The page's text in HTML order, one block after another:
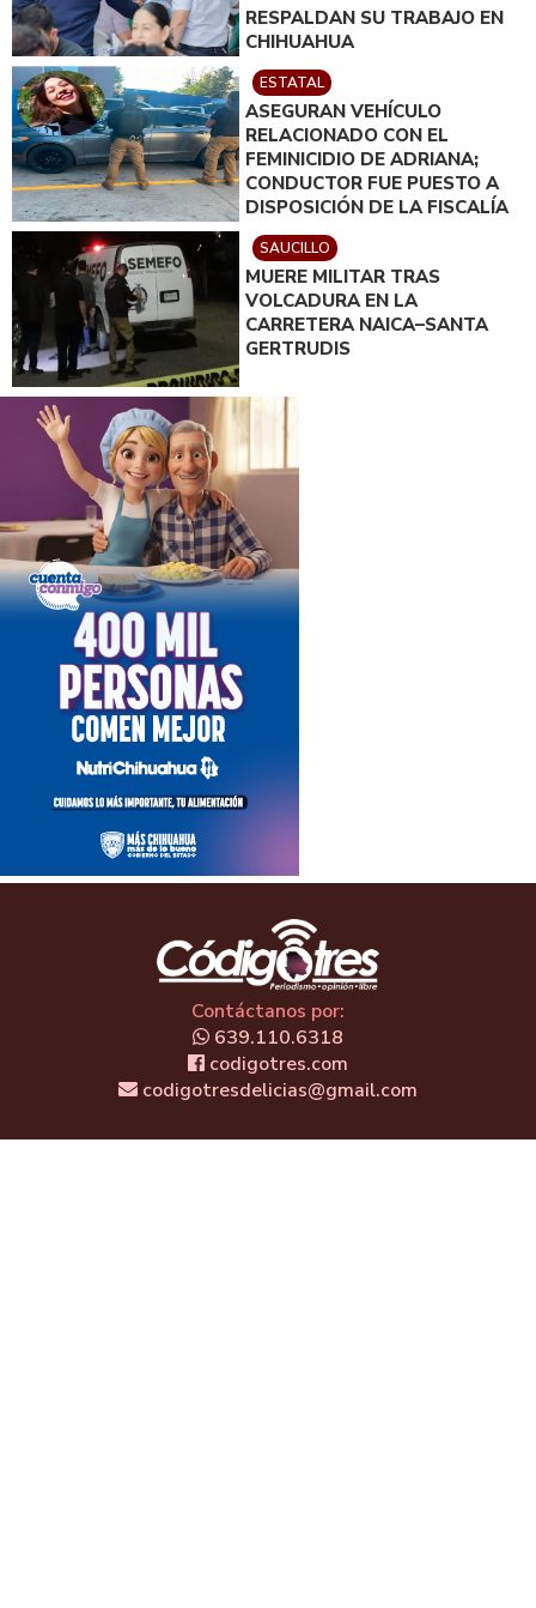
RESPALDAN SU TRABAJO EN
CHIHUAHUA
ESTATAL
ASEGURAN VEHÍCULO
RELACIONADO CON EL
FEMINICIDIO DE ADRIANA;
CONDUCTOR FUE PUESTO A
DISPOSICIÓN DE LA FISCALÍA
SAUCILLO
MUERE MILITAR TRAS
VOLCADURA EN LA
CARRETERA NAICA–SANTA
GERTRUDIS
Contáctanos por:
639.110.6318
codigotres.com
codigotresdelicias@gmail.com